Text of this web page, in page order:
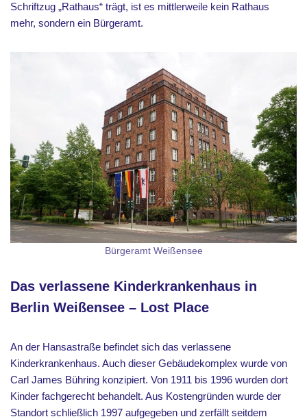
Schriftzug „Rathaus“ trägt, ist es mittlerweile kein Rathaus
mehr, sondern ein Bürgeramt.
Bürgeramt Weißensee
Das verlassene Kinderkrankenhaus in
Berlin Weißensee – Lost Place
An der Hansastraße befindet sich das verlassene
Kinderkrankenhaus. Auch dieser Gebäudekomplex wurde von
Carl James Bühring konzipiert. Von 1911 bis 1996 wurden dort
Kinder fachgerecht behandelt. Aus Kostengründen wurde der
Standort schließlich 1997 aufgegeben und zerfällt seitdem